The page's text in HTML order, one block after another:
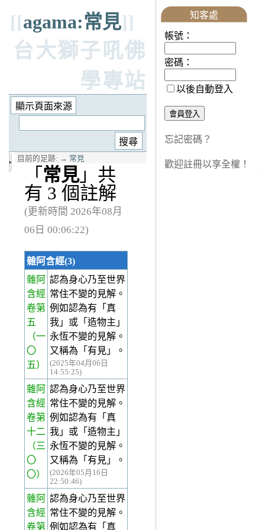
[[agama:常見]]
台大獅子吼佛
學專站
目前的足跡: → 常見
「 常見」共
有 3 個註解
(更新時間 2026年08月
06日 00:06:22)
雜阿含經(3)
雜阿
含經
卷第
五
（一
〇
五）
認為身心乃至世界
常住不變的見解。
例如認為有「真
我」或「造物主」
永恆不變的見解。
又稱為「有見」。
(2025年04月06日
14:55:25)
雜阿
含經
卷第
十二
（三
〇
〇）
認為身心乃至世界
常住不變的見解。
例如認為有「真
我」或「造物主」
永恆不變的見解。
又稱為「有見」。
(2026年05月16日
22:50:46)
雜阿
含經
卷第
認為身心乃至世界
常住不變的見解。
例如認為有「真
知客處
帳號：
密碼：
以後自動登入
忘記密碼？
歡迎註冊以享全權！